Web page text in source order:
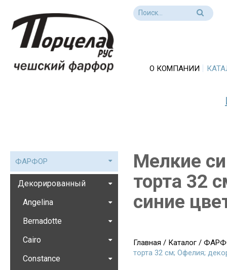
О КОМПАНИИ
Мелкие
торта 32
синие
Главная / Каталог/
торта 32 см; Офелия;
ФАРФОР
Декорированный
Angelina
Bernadotte
Cairo
Constance